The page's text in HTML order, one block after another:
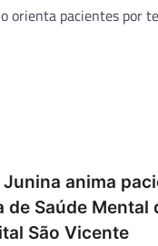
orienta pacientes por
Junina anima
de Saúde Mental
São Vicente